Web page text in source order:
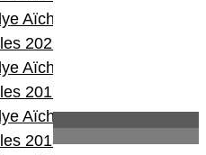
Aïcha des
2021 -30th
Aïcha des
2019
Aïcha des
2018